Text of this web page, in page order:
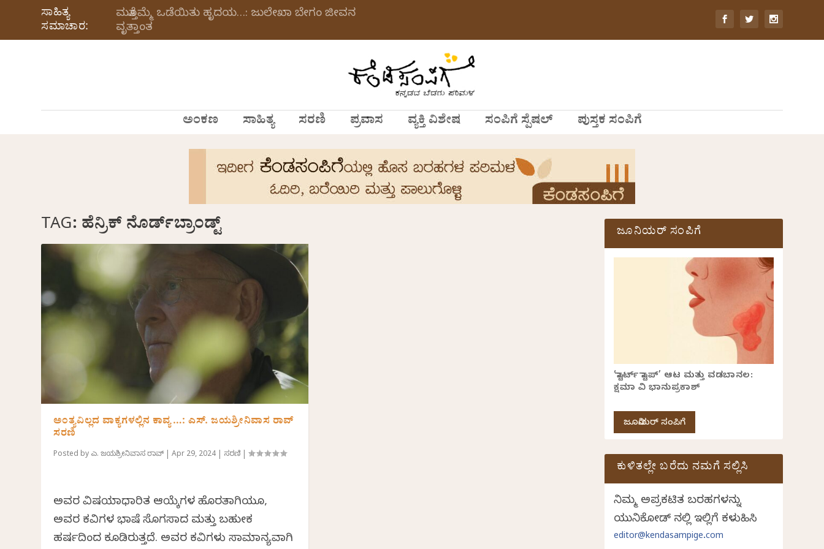
ಸಾಹಿತ್ಯ
ಸಮಾಚಾರ:
ಮತ್ತೊಮ್ಮೆ ಒಡೆಯಿತು ಹೃದಯ…: ಜುಲೇಖಾ ಬೇಗಂ ಜೀವನ
ವೃತ್ತಾಂತ
ಅಂಕಣ ಸಾಹಿತ್ಯ ಸರಣಿ ಪ್ರವಾಸ ವ್ಯಕ್ತಿ ವಿಶೇಷ ಸಂಪಿಗೆ ಸ್ಪೆಷಲ್ ಪುಸ್ತಕ ಸಂಪಿಗೆ
TAG: ಹೆನ್ರಿಕ್ ನೊರ್ಡ್‌ಬ್ರಾಂಡ್ಟ್
ಅಂತ್ಯವಿಲ್ಲದ ವಾಕ್ಯಗಳಲ್ಲಿನ ಕಾವ್ಯ…: ಎಸ್. ಜಯಶ್ರೀನಿವಾಸ ರಾವ್
ಸರಣಿ
Posted by ಎಸ್. ಜಯಶ್ರೀನಿವಾಸ ರಾವ್ |Apr 29, 2024 ಸರಣಿ |
ಅವರ ವಿಷಯಾಧಾರಿತ ಆಯ್ಕೆಗಳ ಹೊರತಾಗಿಯೂ,
ಅವರ ಕವಿತೆಗಳ ಭಾಷೆ ಸೊಗಸಾದ ಮತ್ತು ಬಹುತೇಕ
ಹರ್ಷದಿಂದ ಕೂಡಿರುತ್ತದೆ. ಅವರ ಕವಿತೆಗಳು ಸಾಮಾನ್ಯವಾಗಿ
ಜೂನಿಯರ್ ಸಂಪಿಗೆ
‘ಸ್ಟಾರ್ಟ್ ಸ್ಟಾಪ್’ ಆಟ ಮತ್ತು ವಡಬಾನಲ:
ಕ್ಷಮಾ ವಿ ಭಾನುಪ್ರಕಾಶ್
ಜೂನಿಯರ್ ಸಂಪಿಗೆ
ಕುಳಿತಲ್ಲೇ ಬರೆದು ನಮಗೆ ಸಲ್ಲಿಸಿ
ನಿಮ್ಮ ಅಪ್ರಕಟಿತ ಬರಹಗಳನ್ನು
ಯುನಿಕೋಡ್ ನಲ್ಲಿ ಇಲ್ಲಿಗೆ ಕಳುಹಿಸಿ
editor@kendasampige.com